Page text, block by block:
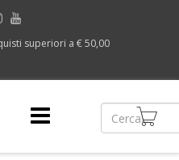
superiori a € 50,00